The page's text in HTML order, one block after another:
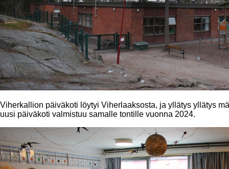
Viherkallion päiväkoti löytyi Viherlaaksosta, ja yllätys yllätys
uusi päiväkoti valmistuu samalle tontille vuonna 2024.